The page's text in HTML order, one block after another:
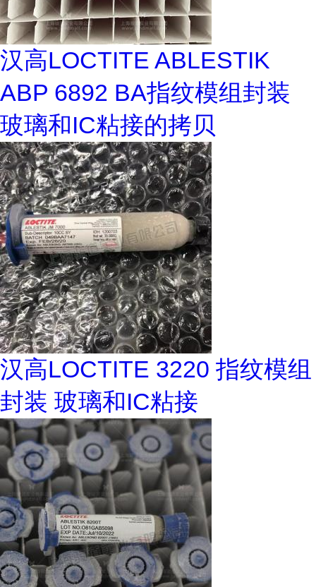
汉高LOCTITE ABLESTIK
ABP 6892 BA指纹模组封装
玻璃和IC粘接的拷贝
汉高LOCTITE 3220 指纹模组
封装 玻璃和IC粘接